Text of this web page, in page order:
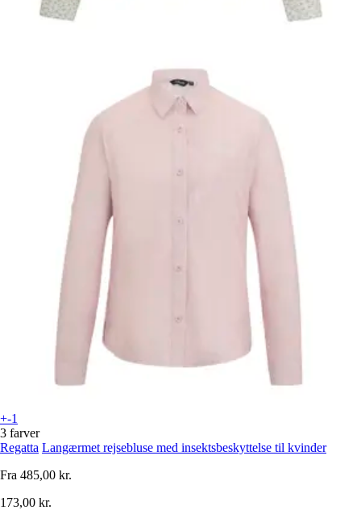
+-1
3 farver
Regatta Langærmet rejsebluse med insektsbeskyttelse til kvinder
Fra 485,00 kr.
173,00 kr.